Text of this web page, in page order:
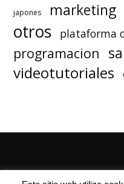
japones marketing
otros plataforma
programacion
videotutoriales
Quienes Somos